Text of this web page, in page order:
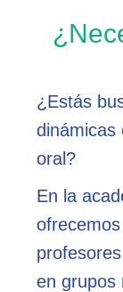
¿Estás
dinámicas
oral?
En la
en grupos